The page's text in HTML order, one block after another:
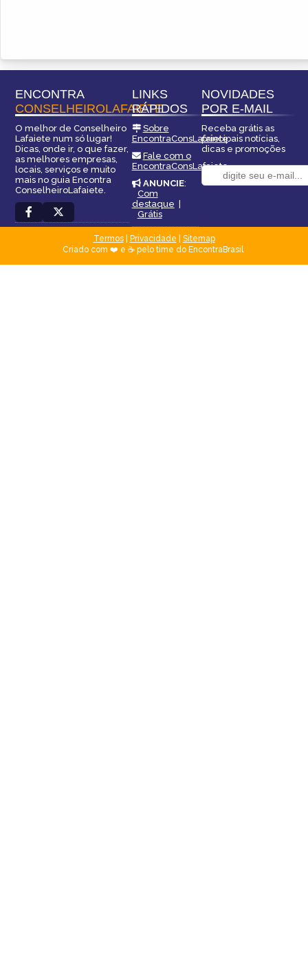
ENCONTRA
CONSELHEIROLAFAIETE
O melhor de Conselheiro
Lafaiete num só lugar!
Dicas, onde ir, o que fazer,
as melhores empresas,
locais, serviços e muito
mais no guia Encontra
ConselheiroLafaiete.
LINKS
RÁPIDOS
Sobre
EncontraConsLafaiete
Fale com o
EncontraConsLafaiete
ANUNCIE:
Com
destaque |
Grátis
NOVIDADES
POR E-MAIL
Receba grátis as
principais notícias,
dicas e promoções
Termos| Privacidade
Sitemap
Criado com ❤️ e ☕ pelo time do EncontraBrasil